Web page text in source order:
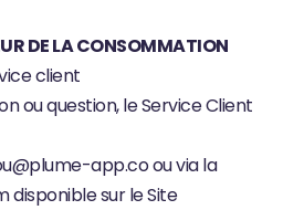
DE LA CONSOMMATION
client
ou question, le Service Client
app.co ou via la
sur le Site